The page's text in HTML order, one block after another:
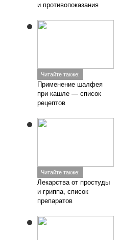
и противопоказания
Читайте также:
Применение шалфея
при кашле — список
рецептов
Читайте также:
Лекарства от простуды
и гриппа, список
препаратов